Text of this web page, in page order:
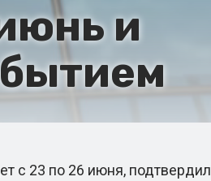
и
с 23 по 26 июня, подтвердил